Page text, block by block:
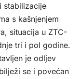
stabilizacije
s kašnjenjem
situacija u ZTC-
tri i pol godine.
je odljev
se i povećan